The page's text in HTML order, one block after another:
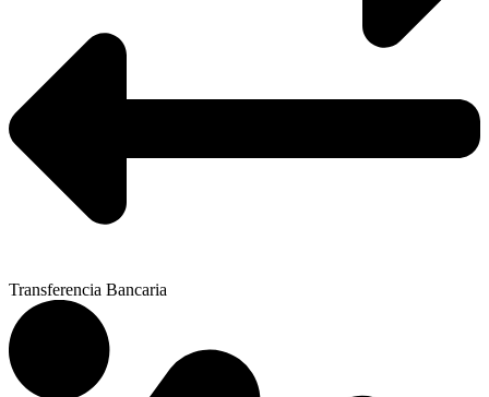
Transferencia Bancaria